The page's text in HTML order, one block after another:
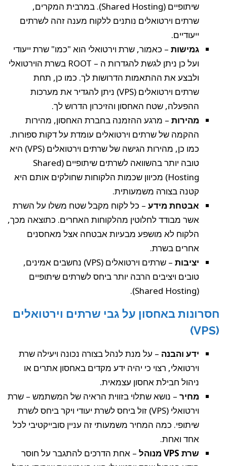
שיתופיים (Shared Hosting). במרבית המקרים,
שרתים וירטואלים נותנים ללקוח מענה זהה לשרתים
ייעודיים.
גמישות – כאמור, שרת וירטואלי הוא "כמו" שרת ייעודי
ועל כן ניתן לגשת להגדרות ה – ROOT בשרת הוירטואלי
ולבצע את ההתאמות הדרושות לך. כמו כן, תחת
שרתים וירטואלים (VPS) ניתן להגדיר את מערכות
ההפעלה, שטח האחסון והזיכרון הדרוש לך.
מהירות – מרגע ההזמנה בחברת האחסון, מהירות
ההקמה של שרתים וירטואלים עומדת על דקות ספורות.
כמו כן, מהירות הגישה של שרתים וירטואלים (VPS) היא
טובה יותר בהשוואה לשרתים שיתופיים (Shared
Hosting) מכיוון שכמות הלקוחות שחולקים אותם היא
קטנה בצורה משמעותית.
אבטחת מידע – כל לקוח מקבל שטח משלו על השרת
אשר מבודד לחלוטין מהלקוחות האחרים. כתוצאה מכך,
הלקוח לא מושפע מבעיות אבטחה אצל מאחסנים
אחרים בשרת.
יציבות
– שרתים וירטואלים (VPS) נחשבים אמינים,
טובים ויציבים הרבה יותר ביחס לשרתים שיתופיים
(Shared Hosting).
חסרונות באחסון על גבי שרתים וירטואלים
(VPS)
ידע והבנה – על מנת לנהל בצורה נכונה ויעילה שרת
וירטואלי, רצוי כי יהיה ידע מקדים באחסון אתרים או
ניהול חבילת אחסון עצמאית.
מחיר – נושא שתלוי בזווית הראיה של המשתמש – שרת
וירטואלי (VPS) זול ביחס לשרת יעודי ויקר ביחס לשרת
שיתופי. כמה המחיר משמעותי זה עניין סובייקטיבי לכל
אחד ואחת.
שרת VPS מנוהל
– אחת הדרכים להתגבר על חוסר